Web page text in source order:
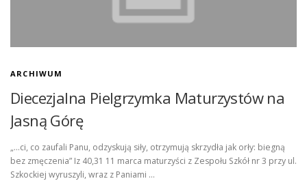
ARCHIWUM
Diecezjalna Pielgrzymka Maturzystów na
Jasną Górę
„…ci, co zaufali Panu, odzyskują siły, otrzymują skrzydła jak orły: biegną
bez zmęczenia” Iz 40,31 11 marca maturzyści z Zespołu Szkół nr 3 przy ul.
Szkockiej wyruszyli, wraz z Paniami …